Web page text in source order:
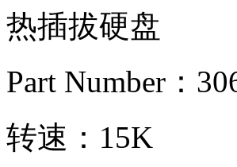
热插拔硬盘
Part Number：
转速：15K